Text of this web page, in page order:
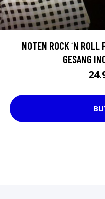
NOTEN ROCK ´N
GESANG